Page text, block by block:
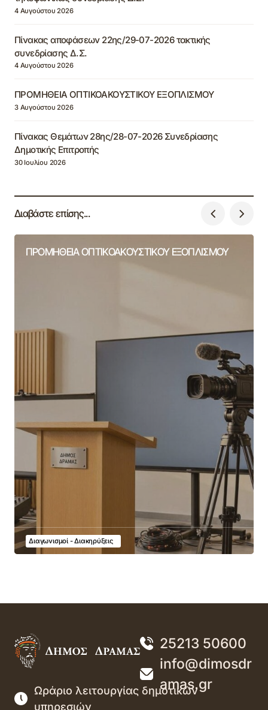
4 Αυγούστου 2026
Πίνακας αποφάσεων 22ης/29-07-2026 τακτικής
συνεδρίασης Δ.Σ.
4 Αυγούστου 2026
ΠΡΟΜΗΘΕΙΑ ΟΠΤΙΚΟΑΚΟΥΣΤΙΚΟΥ ΕΞΟΠΛΙΣΜΟΥ
3 Αυγούστου 2026
Πίνακας Θεμάτων 28ης/28-07-2026 Συνεδρίασης
Δημοτικής Επιτροπής
30 Ιουλίου 2026
Διαβάστε επίσης...
ΠΡΟΜΗΘΕΙΑ ΟΠΤΙΚΟΑΚΟΥΣΤΙΚΟΥ ΕΞΟΠΛΙΣΜΟΥ
Διαγωνισμοί - Διακηρύξεις
25213 50600
info@dimosdr
amas.gr
Ωράριο λειτουργίας δημοτικών
υπηρεσιών